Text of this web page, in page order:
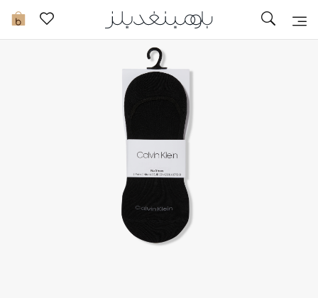
0 تخفيضات